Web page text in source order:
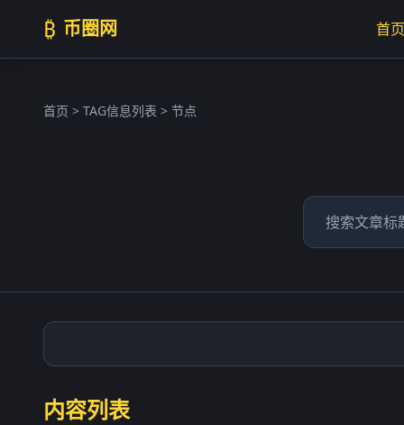
₿ 币圈网 首页
首页 > TAG信息列表 > 节点
内容列表